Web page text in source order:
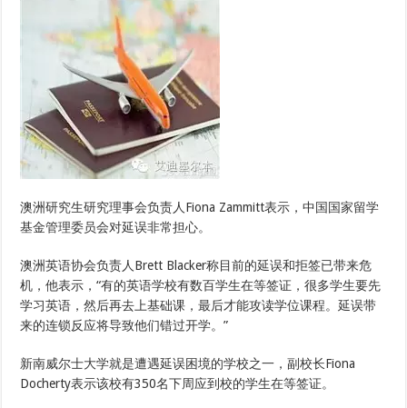
澳洲研究生研究理事会负责人Fiona Zammitt表示，中国国家留学
基金管理委员会对延误非常担心。
澳洲英语协会负责人Brett Blacker称目前的延误和拒签已带来危
机，他表示，“有的英语学校有数百学生在等签证，很多学生要先
学习英语，然后再去上基础课，最后才能攻读学位课程。延误带
来的连锁反应将导致他们错过开学。”
新南威尔士大学就是遭遇延误困境的学校之一，副校长Fiona
Docherty表示该校有350名下周应到校的学生在等签证。